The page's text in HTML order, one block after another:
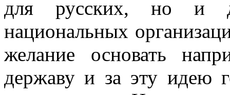
для русских, но и
национальных
желание осно­вать
державу и за эту идею